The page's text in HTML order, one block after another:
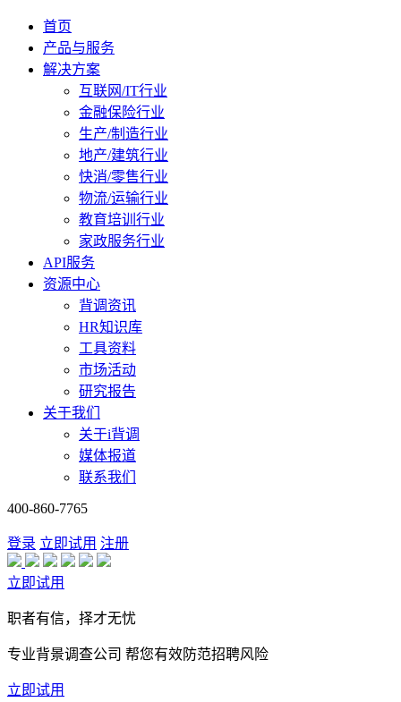
首页
产品与服务
解决方案
互联网/IT行业
金融保险行业
生产/制造行业
地产/建筑行业
快消/零售行业
物流/运输行业
教育培训行业
家政服务行业
API服务
资源中心
背调资讯
HR知识库
工具资料
市场活动
研究报告
关于我们
关于i背调
媒体报道
联系我们
400-860-7765
登录 立即试用 注册
立即试用
职者有信，择才无忧
专业背景调查公司 帮您有效防范招聘风险
立即试用